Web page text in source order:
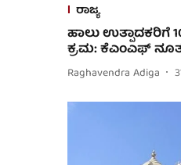
ರಾಜ್ಯ
ಹಾಲು ಉತ್ಪಾದಕರಿಗೆ
ಕ್ರಮ: ಕೆಎಂಎಫ್
Raghavendra Adiga